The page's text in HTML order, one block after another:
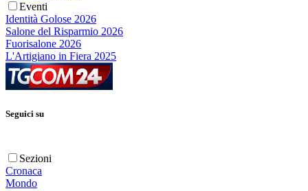
Eventi
Identità Golose 2026
Salone del Risparmio 2026
Fuorisalone 2026
L'Artigiano in Fiera 2025
Seguici su
Sezioni
Cronaca
Mondo